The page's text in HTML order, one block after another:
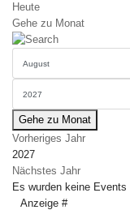
Heute
Gehe zu Monat
Gehe zu Monat
Vorheriges Jahr
2027
Nächstes Jahr
Es wurden keine Events
Limite der
Anzeige #